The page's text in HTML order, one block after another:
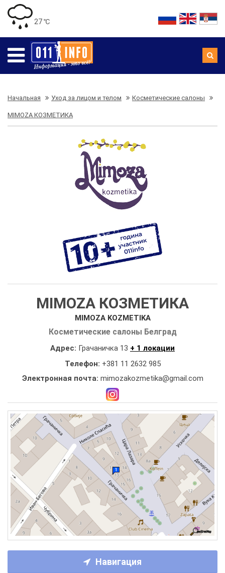
27 ℃
Начальная Уход за лицом и телом Косметические салоны
MIMOZA КОЗМЕТИКА
MIMOZA КОЗМЕТИКА
MIMOZA KOZMETIKA
Косметические салоны Белград
Адрес: Грачаничка 13 + 1 локации
Телефон: +381 11 2632 985
Электронная почта: mimozakozmetika@gmail.com
Навигация